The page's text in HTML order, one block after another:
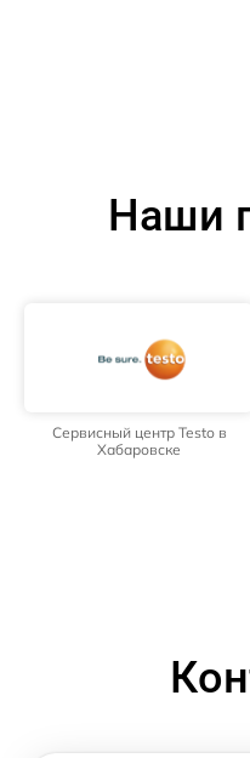
Наши
Сервисный центр Testo в
Хабаровске